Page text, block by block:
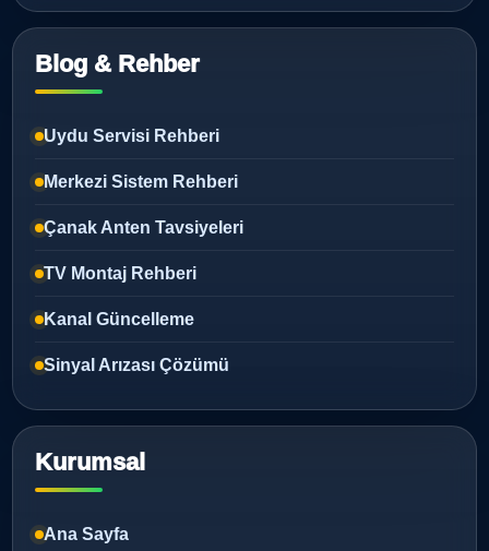
Blog & Rehber
Uydu Servisi Rehberi
Merkezi Sistem Rehberi
Çanak Anten Tavsiyeleri
TV Montaj Rehberi
Kanal Güncelleme
Sinyal Arızası Çözümü
Kurumsal
Ana Sayfa